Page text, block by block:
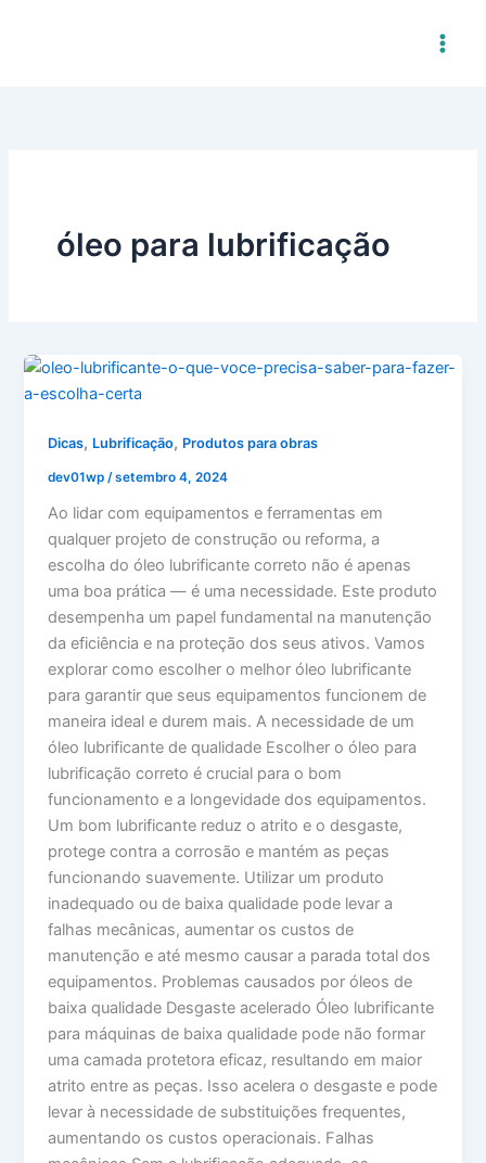
óleo para lubrificação
Dicas, Lubrificação, Produtos para obras
dev01wp/setembro 4, 2024
Ao lidar com equipamentos e ferramentas em
qualquer projeto de construção ou reforma, a
escolha do óleo lubrificante correto não é apenas
uma boa prática — é uma necessidade. Este produto
desempenha um papel fundamental na manutenção
da eficiência e na proteção dos seus ativos. Vamos
explorar como escolher o melhor óleo lubrificante
para garantir que seus equipamentos funcionem de
maneira ideal e durem mais. A necessidade de um
óleo lubrificante de qualidade Escolher o óleo para
lubrificação correto é crucial para o bom
funcionamento e a longevidade dos equipamentos.
Um bom lubrificante reduz o atrito e o desgaste,
protege contra a corrosão e mantém as peças
funcionando suavemente. Utilizar um produto
inadequado ou de baixa qualidade pode levar a
falhas mecânicas, aumentar os custos de
manutenção e até mesmo causar a parada total dos
equipamentos. Problemas causados por óleos de
baixa qualidade Desgaste acelerado Óleo lubrificante
para máquinas de baixa qualidade pode não formar
uma camada protetora eficaz, resultando em maior
atrito entre as peças. Isso acelera o desgaste e pode
levar à necessidade de substituições frequentes,
aumentando os custos operacionais. Falhas